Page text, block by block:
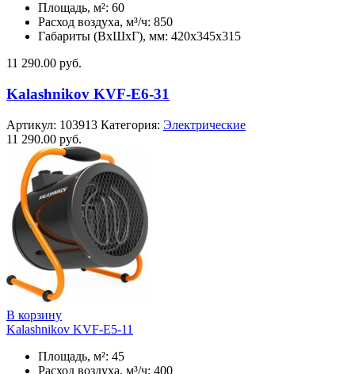
Площадь, м²: 60
Расход воздуха, м³/ч: 850
Габариты (ВхШхГ), мм: 420x345x315
11 290.00 руб.
Kalashnikov KVF-E6-31
Артикул: 103913 Категория: Электрические
11 290.00 руб.
В корзину
Kalashnikov KVF-E5-11
Площадь, м²: 45
Расход воздуха, м³/ч: 400